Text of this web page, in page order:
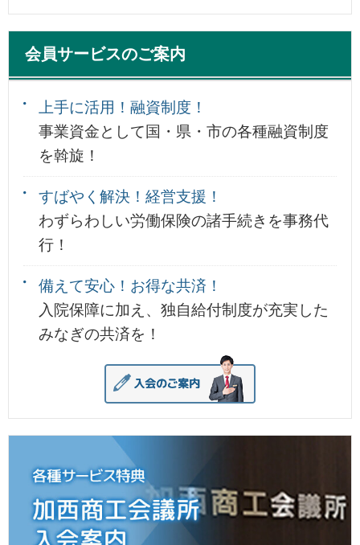
会員サービスのご案内
上手に活用！融資制度！
事業資金として国・県・市の各種融資制度
を斡旋！
すばやく解決！経営支援！
わずらわしい労働保険の諸手続きを事務代
行！
備えて安心！お得な共済！
入院保障に加え、独自給付制度が充実した
みなぎの共済を！